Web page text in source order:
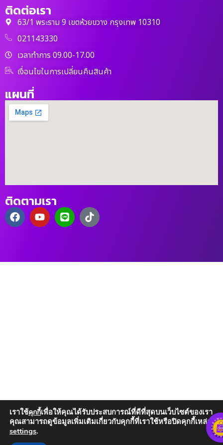
ติดต่อเรา
63/1 พระราม 9 เขตห้วยขวาง กรุงเทพ 10310
021143330
เวลาทำการ 09.00-17.00
เงื่อนไขในการเปลี่ยนคืนสินค้า
แผนที่
ติดตามเรา
เราใช้คุกกี้เพื่อให้คุณได้รับประสบการณ์ที่ดีที่สุดบนเว็บไซต์ของเรา
คุณสามารถดูข้อมูลเพิ่มเติมเกี่ยวกับคุกกี้ที่เราใช้หรือปิดคุกกี้เหล่านั้น
settings.